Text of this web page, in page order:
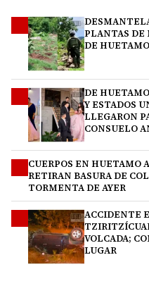
PLANTAS DE
DE HUETAMO
DE
Y ESTADOS
LLEGARON
CONSUELO
CUERPOS EN HUETAMO
RETIRAN BASURA DE
TORMENTA DE AYER
ACCIDENTE
VOLCADA;
LUGAR